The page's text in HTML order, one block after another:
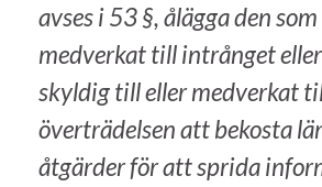
avses i 53 §, ålägga den
medverkat till intrånget
skyldig till eller medverkat
överträdelsen att bekosta
åtgärder för att sprida